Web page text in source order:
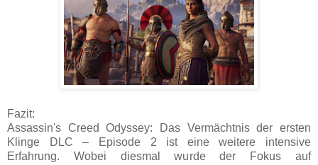
Fazit:
Assassin's Creed Odyssey: Das Vermächtnis der ersten
Klinge DLC – Episode 2 ist eine weitere intensive
Erfahrung. Wobei diesmal wurde der Fokus auf